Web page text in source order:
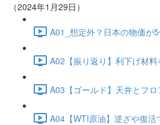
（2024年1月29日）
A01_想定外？日本の物価が
A02【振り返り】利下げ材
A03【ゴールド】天井とフ
A04【WTI原油】逆ざや復